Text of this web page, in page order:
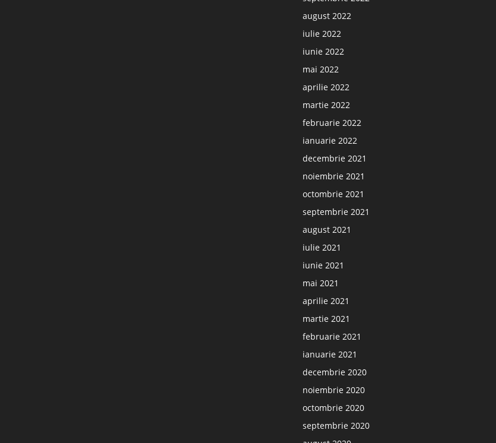
august 2022
iulie 2022
iunie 2022
mai 2022
aprilie 2022
martie 2022
februarie 2022
ianuarie 2022
decembrie 2021
noiembrie 2021
octombrie 2021
septembrie 2021
august 2021
iulie 2021
iunie 2021
mai 2021
aprilie 2021
martie 2021
februarie 2021
ianuarie 2021
decembrie 2020
noiembrie 2020
octombrie 2020
septembrie 2020